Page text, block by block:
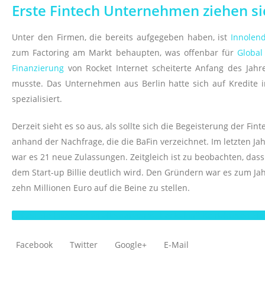
Erste Fintech Unternehmen ziehen
Unter den Firmen, die bereits aufgegeben haben, ist
zum Factoring am Markt behaupten, was offenbar für
Finanzierung von Rocket Internet scheiterte Anfang des
musste. Das Unternehmen aus Berlin hatte sich auf Kredite
spezialisiert.
Derzeit sieht es so aus, als sollte sich die Begeisterung der
anhand der Nachfrage, die die BaFin verzeichnet. Im letzten
war es 21 neue Zulassungen. Zeitgleich ist zu beobachten,
dem Start-up Billie deutlich wird. Den Gründern war es zum
zehn Millionen Euro auf die Beine zu stellen.
Facebook Twitter Google+ E-Mail